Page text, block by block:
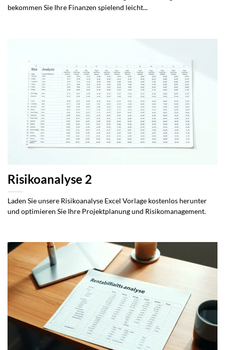
bekommen Sie Ihre Finanzen spielend leicht...
Risikoanalyse 2
Laden Sie unsere Risikoanalyse Excel Vorlage kostenlos herunter
und optimieren Sie Ihre Projektplanung und Risikomanagement.